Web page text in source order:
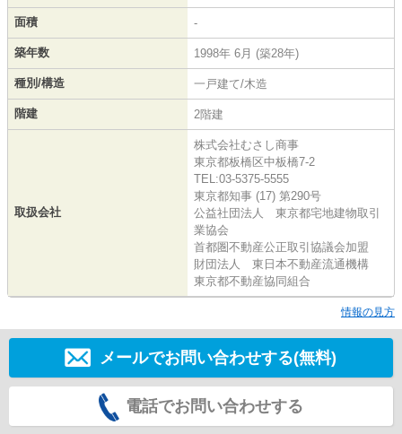
面積 -
築年数 1998年 6月 (築28年)
種別/構造 一戸建て/木造
階建 2階建
取扱会社
株式会社むさし商事
東京都板橋区中板橋7-2
TEL:03-5375-5555
東京都知事 (17) 第290号
公益社団法人 東京都宅地建物取引
業協会
首都圏不動産公正取引協議会加盟
財団法人 東日本不動産流通機構
東京都不動産協同組合
情報の見方
メールでお問い合わせする(無料)
電話でお問い合わせする